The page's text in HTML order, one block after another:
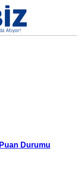
Puan Durumu